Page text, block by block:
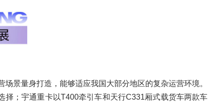
景量身打造，能够适应我国大部分地区的复杂运营环境。
择；宇通重卡以T400牵引车和天行C331厢式载货车两款车